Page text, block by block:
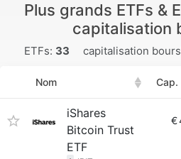
Plus grands ETFs &
capitalisation
ETFs: 33 capitalisation
Nom Cap.
iShares
Bitcoin Trust
ETF
€